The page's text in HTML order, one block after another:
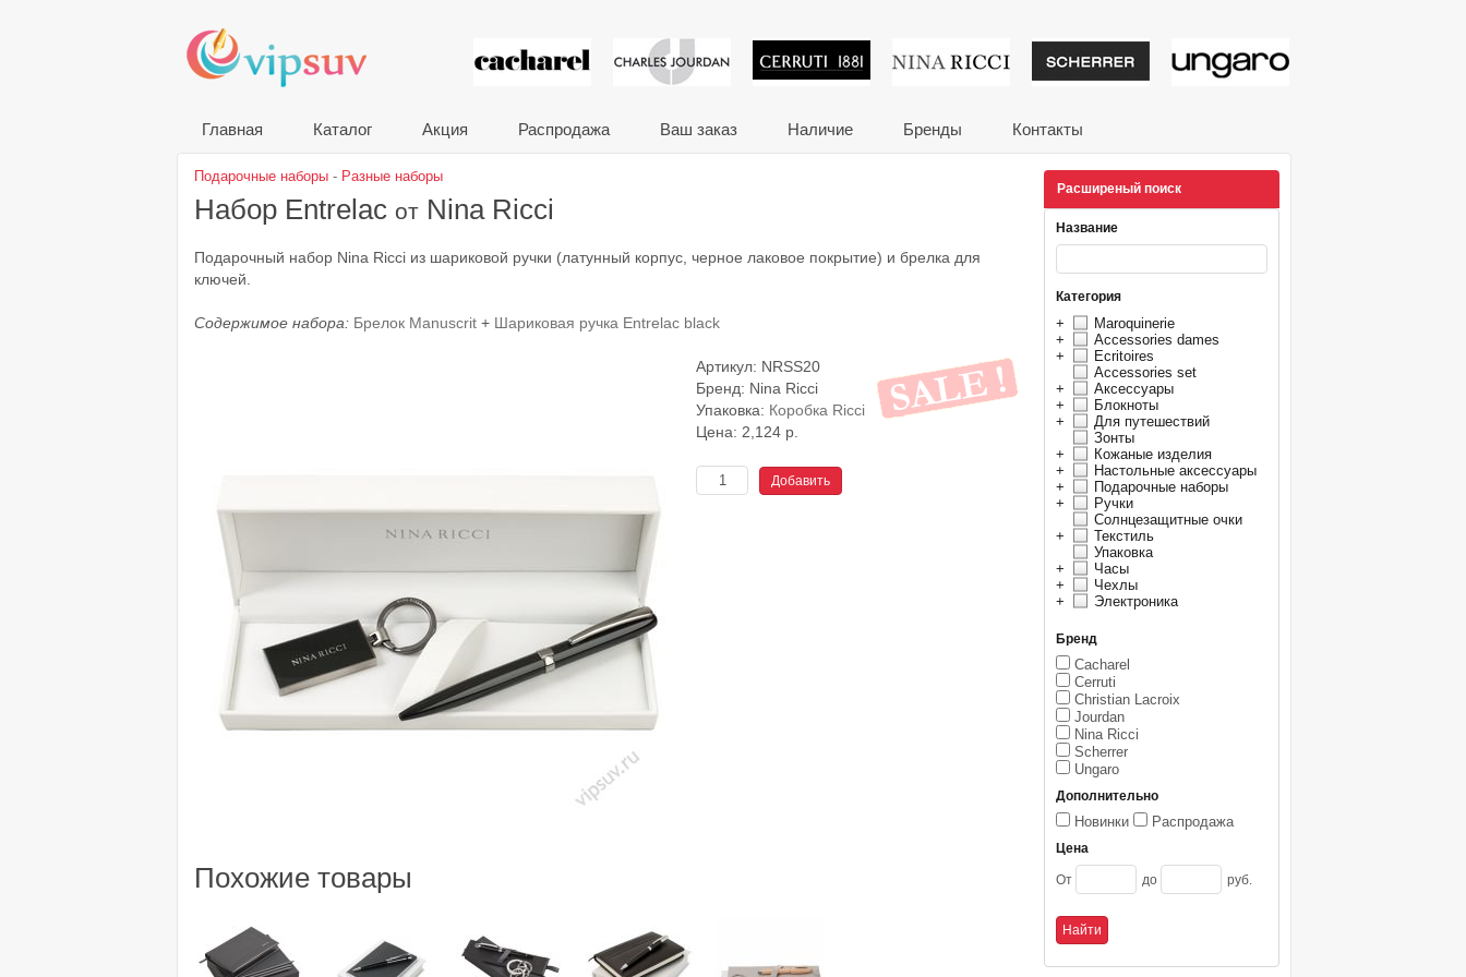
VIP сувениры и корпоративные подарки от
Главная Каталог Акция Распродажа Ваш заказ Наличие Бренды Контакты
Расширеный поиск
Название
Категория
+
Maroquinerie
+
Accessories dames
+
Ecritoires
Accessories set
+
Аксессуары
+
Блокноты
+
Для путешествий
Зонты
+
Кожаные изделия
+
Настольные аксессуары
+
Подарочные наборы
+
Ручки
Солнцезащитные очки
+
Текстиль
Упаковка
+
Часы
+
Чехлы
+
Электроника
Бренд
Cacharel
Cerruti
Christian Lacroix
Jourdan
Nina Ricci
Scherrer
Ungaro
Дополнительно
Новинки Распродажа
Цена
От до руб.
Подарочные наборы - Разные наборы
Набор Entrelac от Nina Ricci
Подарочный набор Nina Ricci из шариковой ручки (латунный корпус, черное лаковое покрытие) и брелка для
ключей.
Содержимое набора: Брелок Manuscrit + Шариковая ручка Entrelac black
Артикул: NRSS20
Бренд: Nina Ricci
Упаковка: Коробка Ricci
Цена: 2,124 р.
Похожие товары